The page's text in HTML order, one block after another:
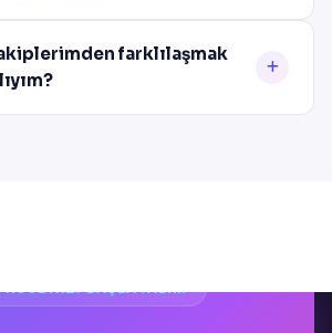
farklılaşmak